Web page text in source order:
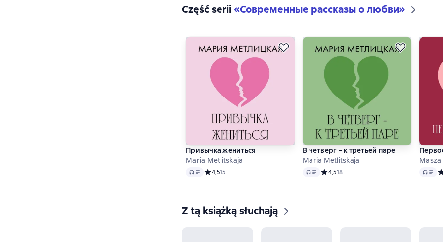
Część serii«Современные рассказы о любви»
Привычка жениться
Maria Metlitskaja
Audio Средний рейтинг 4,5 на основе 15 оценок
4,515
В четверг – к третьей паре
Maria Metlitskaja
Audio Средний рейтинг 4,5 на основе 18 оценок
4,518 Audio
Z tą książką słuchają